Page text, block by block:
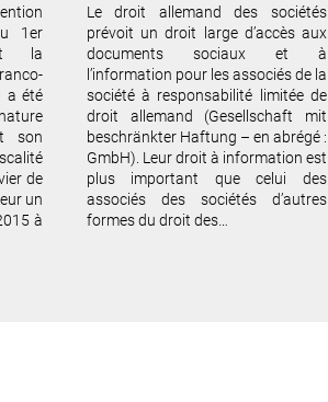
1er
la
a été
son
de
un
à
Le droit allemand des sociétés
prévoit un droit large d’accès aux
documents sociaux et à
l’information pour les associés de la
société à responsabilité limitée de
droit allemand (Gesellschaft mit
beschränkter Haftung – en abrégé :
GmbH). Leur droit à information est
plus important que celui des
associés des sociétés d’autres
formes du droit des…